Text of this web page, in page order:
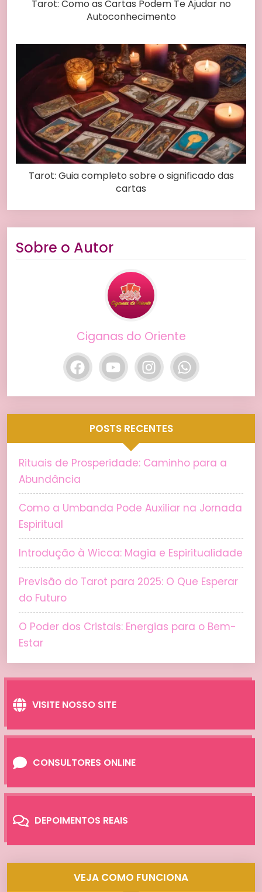
Tarot: Como as Cartas Podem Te Ajudar no
Autoconhecimento
Tarot: Guia completo sobre o significado das
cartas
Sobre o Autor
Ciganas do Oriente
POSTS RECENTES
Rituais de Prosperidade: Caminho para a
Abundância
Como a Umbanda Pode Auxiliar na Jornada
Espiritual
Introdução à Wicca: Magia e Espiritualidade
Previsão do Tarot para 2025: O Que Esperar
do Futuro
O Poder dos Cristais: Energias para o Bem-
Estar
VISITE NOSSO SITE
CONSULTORES ONLINE
DEPOIMENTOS REAIS
VEJA COMO FUNCIONA